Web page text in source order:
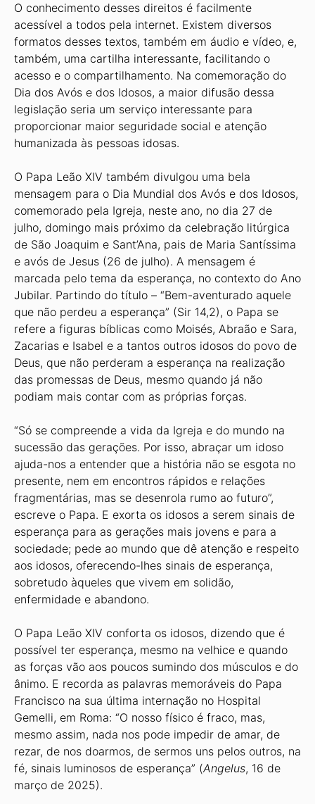
O conhecimento desses direitos é facilmente
acessível a todos pela internet. Existem diversos
formatos desses textos, também em áudio e vídeo, e,
também, uma cartilha interessante, facilitando o
acesso e o compartilhamento. Na comemoração do
Dia dos Avós e dos Idosos, a maior difusão dessa
legislação seria um serviço interessante para
proporcionar maior seguridade social e atenção
humanizada às pessoas idosas.
O Papa Leão XIV também divulgou uma bela
mensagem para o Dia Mundial dos Avós e dos Idosos,
comemorado pela Igreja, neste ano, no dia 27 de
julho, domingo mais próximo da celebração litúrgica
de São Joaquim e Sant’Ana, pais de Maria Santíssima
e avós de Jesus (26 de julho). A mensagem é
marcada pelo tema da esperança, no contexto do Ano
Jubilar. Partindo do título – “Bem-aventurado aquele
que não perdeu a esperança” (Sir 14,2), o Papa se
refere a figuras bíblicas como Moisés, Abraão e Sara,
Zacarias e Isabel e a tantos outros idosos do povo de
Deus, que não perderam a esperança na realização
das promessas de Deus, mesmo quando já não
podiam mais contar com as próprias forças.
“Só se compreende a vida da Igreja e do mundo na
sucessão das gerações. Por isso, abraçar um idoso
ajuda-nos a entender que a história não se esgota no
presente, nem em encontros rápidos e relações
fragmentárias, mas se desenrola rumo ao futuro”,
escreve o Papa. E exorta os idosos a serem sinais de
esperança para as gerações mais jovens e para a
sociedade; pede ao mundo que dê atenção e respeito
aos idosos, oferecendo-lhes sinais de esperança,
sobretudo àqueles que vivem em solidão,
enfermidade e abandono.
O Papa Leão XIV conforta os idosos, dizendo que é
possível ter esperança, mesmo na velhice e quando
as forças vão aos poucos sumindo dos músculos e do
ânimo. E recorda as palavras memoráveis do Papa
Francisco na sua última internação no Hospital
Gemelli, em Roma: “O nosso físico é fraco, mas,
mesmo assim, nada nos pode impedir de amar, de
rezar, de nos doarmos, de sermos uns pelos outros, na
fé, sinais luminosos de esperança” (Angelus, 16 de
março de 2025).